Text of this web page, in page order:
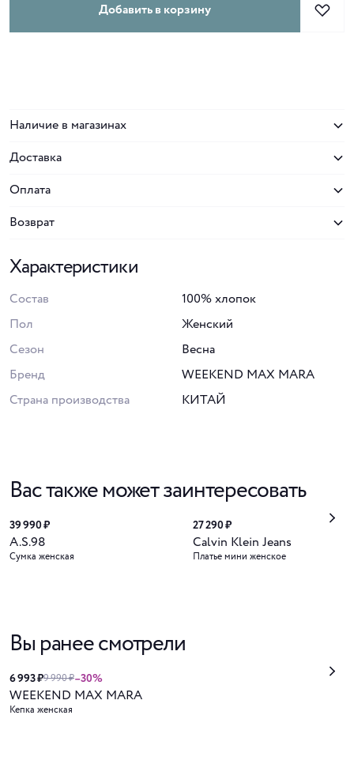
Добавить в корзину
Наличие в магазинах
Доставка
Оплата
Возврат
Характеристики
Состав
100% хлопок
Пол
Женский
Сезон
Весна
Бренд
WEEKEND MAX MARA
Страна производства
КИТАЙ
Вас также может заинтересовать
39 990 ₽
A.S.98
Сумка женская
27 290 ₽
Calvin Klein Jeans
Платье мини женское
Вы ранее смотрели
6 993 ₽9 990 ₽–30%
WEEKEND MAX MARA
Кепка женская